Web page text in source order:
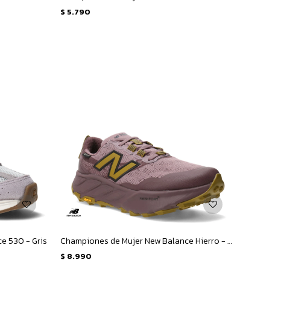
$ 5.790
530 - Gris Championes de Mujer New Balance Hierro - Rosado - Amarillo Mostaza
$ 8.990